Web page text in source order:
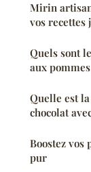
Mirin
vos recettes
Quels sont
aux
Quelle est
chocolat
Boostez
pur